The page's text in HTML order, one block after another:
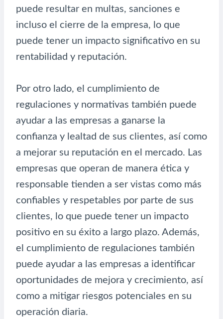
puede resultar en multas, sanciones e
incluso el cierre de la empresa, lo que
puede tener un impacto significativo en su
rentabilidad y reputación.
Por otro lado, el cumplimiento de
regulaciones y normativas también puede
ayudar a las empresas a ganarse la
confianza y lealtad de sus clientes, así como
a mejorar su reputación en el mercado. Las
empresas que operan de manera ética y
responsable tienden a ser vistas como más
confiables y respetables por parte de sus
clientes, lo que puede tener un impacto
positivo en su éxito a largo plazo. Además,
el cumplimiento de regulaciones también
puede ayudar a las empresas a identificar
oportunidades de mejora y crecimiento, así
como a mitigar riesgos potenciales en su
operación diaria.